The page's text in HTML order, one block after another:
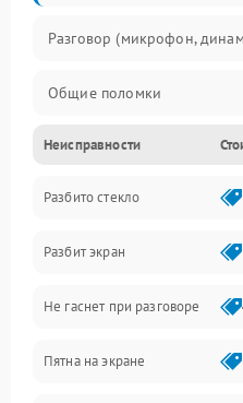
Разговор (микрофон,
Общие поломки
Проблемы связи
Камеры
Проблемы с дисплеем и
Зарядка
Проблемы с питанием,
Неисправности
Разбито стекло
Разбит экран
Не гаснет при разговоре
Пятна на экране